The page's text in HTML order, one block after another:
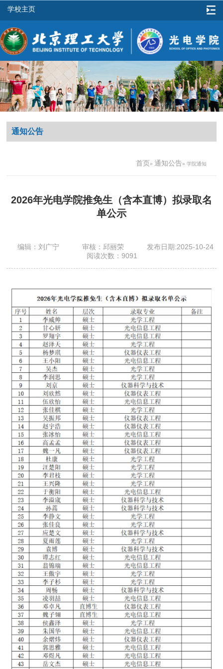
学校主页
通知公告
首页» 通知公告» 学院通知
2026年光电学院推免生（含本直博）拟录取名
单公示
编辑：刘广宁 审核：邱丽荣
发布日期:2025-10-24
阅读次数： 9091